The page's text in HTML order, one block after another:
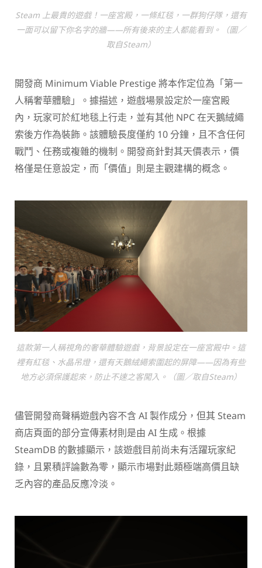
Steam 上最貴的遊戲！一座宮殿，一條紅毯，一群狗仔隊，還有
一面可以留下你名字的牆——所有後來的主人都能看到。（圖／
取自Steam）
開發商 Minimum Viable Prestige 將本作定位為「第一
人稱奢華體驗」。據描述，遊戲場景設定於一座宮殿
內，玩家可於紅地毯上行走，並有其他 NPC 在天鵝絨繩
索後方作為裝飾。該體驗長度僅約 10 分鐘，且不含任何
戰鬥、任務或複雜的機制。開發商針對其天價表示，價
格僅是任意設定，而「價值」則是主觀建構的概念。
這款第一人稱視角的奢華體驗遊戲，背景設定在一座宮殿中。這
裡有紅毯、水晶吊燈，還有天鵝絨繩索圍起的屏障——因為有些
地方必須保護起來，防止不速之客闖入。（圖／取自Steam）
儘管開發商聲稱遊戲內容不含 AI 製作成分，但其 Steam
商店頁面的部分宣傳素材則是由 AI 生成。根據
SteamDB 的數據顯示，該遊戲目前尚未有活躍玩家紀
錄，且累積評論數為零，顯示市場對此類極端高價且缺
乏內容的產品反應冷淡。